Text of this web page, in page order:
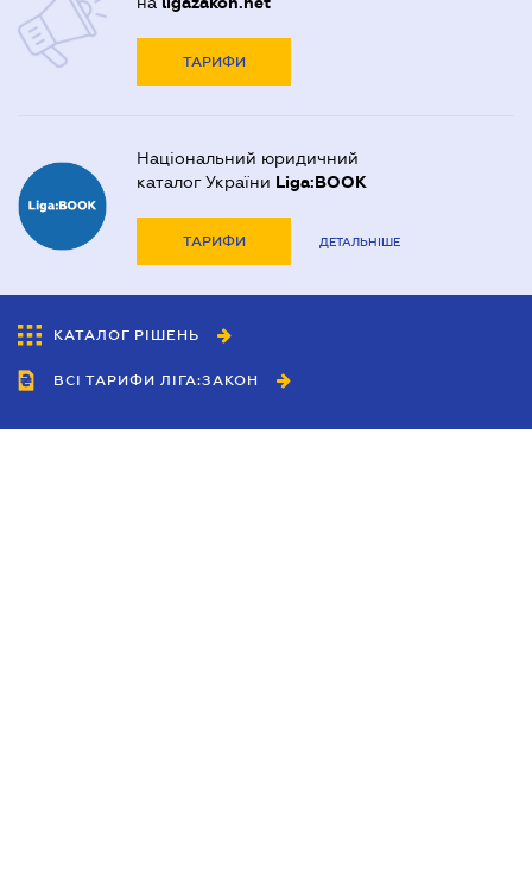
ТАРИФИ
Національний юридичний
каталог України Liga:BOOK
ТАРИФИ ДЕТАЛЬНІШЕ
КАТАЛОГ РІШЕНЬ
ВСІ ТАРИФИ ЛІГА:ЗАКОН